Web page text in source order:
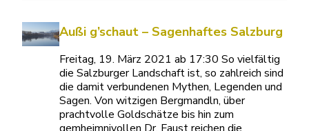
Außi g’schaut – Sagenhaftes Salzburg
Freitag, 19. März 2021 ab 17:30 So vielfältig
die Salzburger Landschaft ist, so zahlreich sind
die damit verbundenen Mythen, Legenden und
Sagen. Von witzigen Bergmandln, über
prachtvolle Goldschätze bis hin zum